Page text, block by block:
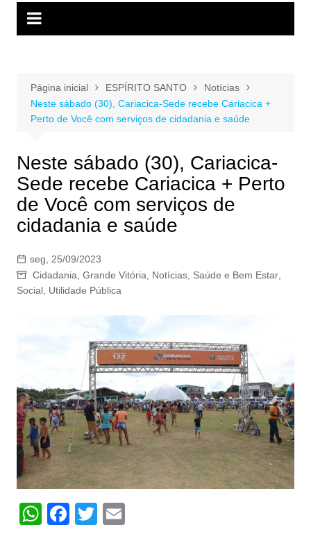
Página inicial ESPÍRITO SANTO
Notícias
Neste sábado (30), Cariacica-Sede recebe Cariacica +
Perto de Você com serviços de cidadania e saúde
Neste sábado (30), Cariacica-
Sede recebe Cariacica + Perto
de Você com serviços de
cidadania e saúde
seg, 25/09/2023
Cidadania Grande Vitória Notícias, Saúde e Bem Estar,
Social, Utilidade Pública
W F T E